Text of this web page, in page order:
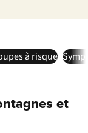
à risque
et